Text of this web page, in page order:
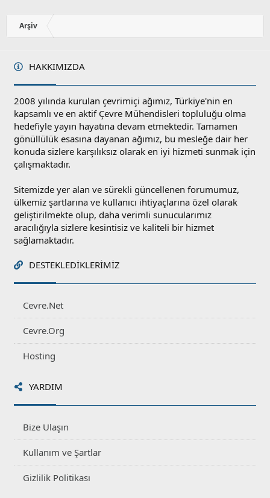
o
l
Arşiv
HAKKIMIZDA
2008 yılında kurulan çevrimiçi ağımız, Türkiye'nin en
kapsamlı ve en aktif Çevre Mühendisleri topluluğu olma
hedefiyle yayın hayatına devam etmektedir. Tamamen
gönüllülük esasına dayanan ağımız, bu mesleğe dair her
konuda sizlere karşılıksız olarak en iyi hizmeti sunmak için
çalışmaktadır.
Sitemizde yer alan ve sürekli güncellenen forumumuz,
ülkemiz şartlarına ve kullanıcı ihtiyaçlarına özel olarak
geliştirilmekte olup, daha verimli sunucularımız
aracılığıyla sizlere kesintisiz ve kaliteli bir hizmet
sağlamaktadır.
DESTEKLEDIKLERIMIZ
Cevre.Net
Cevre.Org
Hosting
YARDIM
Bize Ulaşın
Kullanım ve Şartlar
Gizlilik Politikası